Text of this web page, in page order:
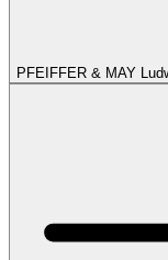
PFEIFFER & MAY